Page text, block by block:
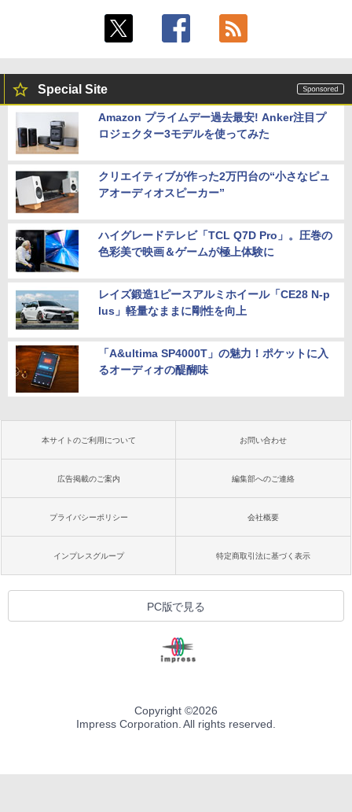
Special Site
Amazon プライムデー過去最安! Anker注目プ
ロジェクター3モデルを使ってみた
クリエイティブが作った2万円台の“小さなピュ
アオーディオスピーカー”
ハイグレードテレビ「TCL Q7D Pro」。圧巻の
色彩美で映画＆ゲームが極上体験に
レイズ鍛造1ピースアルミホイール「CE28 N-p
lus」軽量なままに剛性を向上
「A&ultima SP4000T」の魅力！ポケットに入
るオーディオの醍醐味
本サイトのご利用について お問い合わせ
広告掲載のご案内 編集部へのご連絡
プライバシーポリシー 会社概要
インプレスグループ 特定商取引法に基づく表示
PC版で見る
Copyright ©2026
Impress Corporation. All rights reserved.